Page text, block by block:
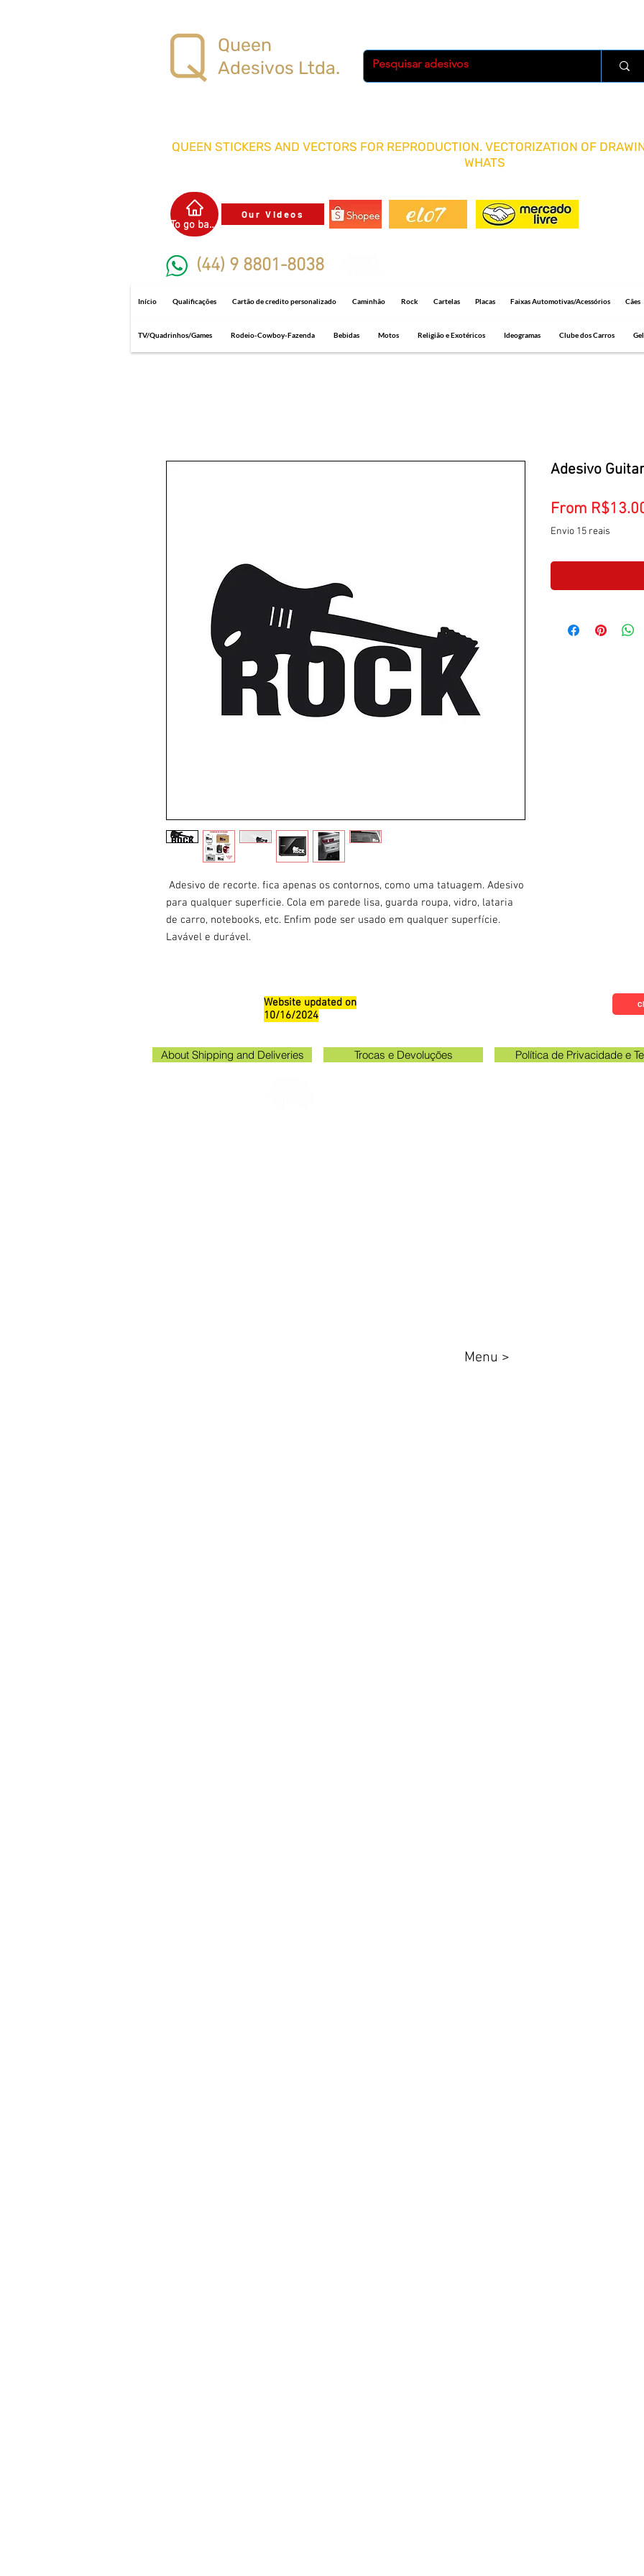
Queen
Adesivos Ltda.
QUEEN STICKERS AND VECTORS FOR REPRODUCTION. VECTORIZATION OF
WHATS
To go back
Our Videos
(44) 9 8801-8038
Início Qualificações Cartão de credito personalizado Caminhão Rock Cartelas Placas Faixas Automotivas/Acessórios Cães
TV/Quadrinhos/Games Rodeio-Cowboy-Fazenda Bebidas Motos Religião e Exotéricos Ideogramas Clube dos Carros
Adesivo de recorte. fica apenas os contornos, como uma tatuagem. Adesivo
para qualquer superficie. Cola em parede lisa, guarda roupa, vidro, lataria
de carro, notebooks, etc. Enfim pode ser usado em qualquer superfície.
Lavável e durável.
Adesivo
From
Envio 15 reais
Website updated on
10/16/2024
About Shipping and Deliveries Trocas e Devoluções Política de Privacidade e
Menu >